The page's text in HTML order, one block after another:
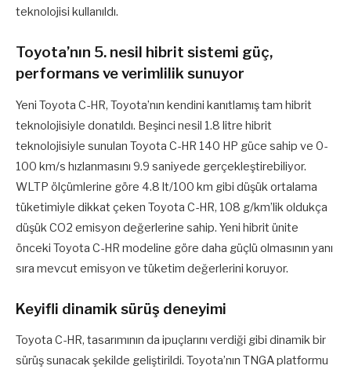
teknolojisi kullanıldı.
Toyota’nın 5. nesil hibrit sistemi güç,
performans ve verimlilik sunuyor
Yeni Toyota C-HR, Toyota’nın kendini kanıtlamış tam hibrit
teknolojisiyle donatıldı. Beşinci nesil 1.8 litre hibrit
teknolojisiyle sunulan Toyota C-HR 140 HP güce sahip ve 0-
100 km/s hızlanmasını 9.9 saniyede gerçekleştirebiliyor.
WLTP ölçümlerine göre 4.8 lt/100 km gibi düşük ortalama
tüketimiyle dikkat çeken Toyota C-HR, 108 g/km’lik oldukça
düşük CO2 emisyon değerlerine sahip. Yeni hibrit ünite
önceki Toyota C-HR modeline göre daha güçlü olmasının yanı
sıra mevcut emisyon ve tüketim değerlerini koruyor.
Keyifli dinamik sürüş deneyimi
Toyota C-HR, tasarımının da ipuçlarını verdiği gibi dinamik bir
sürüş sunacak şekilde geliştirildi. Toyota’nın TNGA platformu